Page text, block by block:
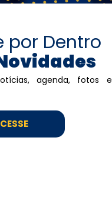
por Dentro
agenda, fotos e